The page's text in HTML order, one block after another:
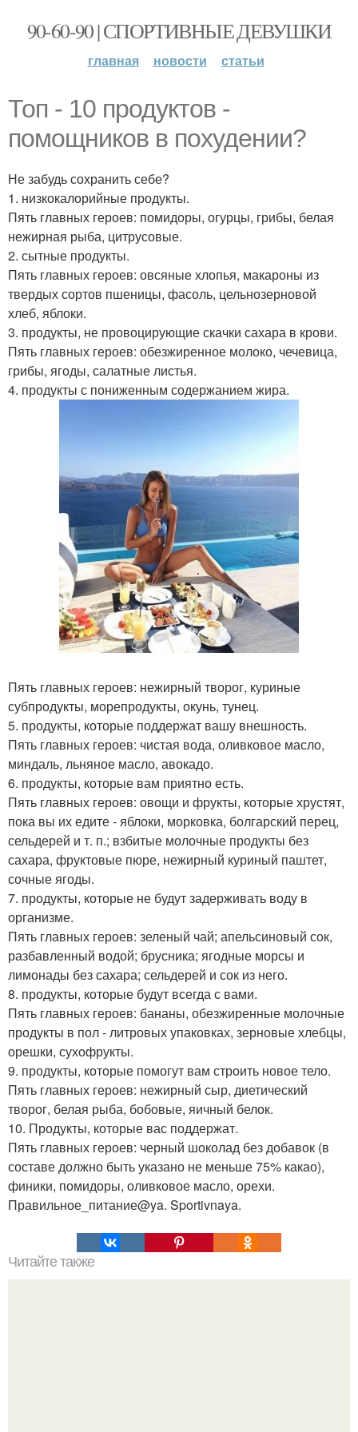
90-60-90 | СПОРТИВНЫЕ ДЕВУШКИ
главная новости статьи
Топ - 10 продуктов -
помощников в похудении?
Не забудь сохранить себе?
1. низкокалорийные продукты.
Пять главных героев: помидоры, огурцы, грибы, белая
нежирная рыба, цитрусовые.
2. сытные продукты.
Пять главных героев: овсяные хлопья, макароны из
твердых сортов пшеницы, фасоль, цельнозерновой
хлеб, яблоки.
3. продукты, не провоцирующие скачки сахара в крови.
Пять главных героев: обезжиренное молоко, чечевица,
грибы, ягоды, салатные листья.
4. продукты с пониженным содержанием жира.
Пять главных героев: нежирный творог, куриные
субпродукты, морепродукты, окунь, тунец.
5. продукты, которые поддержат вашу внешность.
Пять главных героев: чистая вода, оливковое масло,
миндаль, льняное масло, авокадо.
6. продукты, которые вам приятно есть.
Пять главных героев: овощи и фрукты, которые хрустят,
пока вы их едите - яблоки, морковка, болгарский перец,
сельдерей и т. п.; взбитые молочные продукты без
сахара, фруктовые пюре, нежирный куриный паштет,
сочные ягоды.
7. продукты, которые не будут задерживать воду в
организме.
Пять главных героев: зеленый чай; апельсиновый сок,
разбавленный водой; брусника; ягодные морсы и
лимонады без сахара; сельдерей и сок из него.
8. продукты, которые будут всегда с вами.
Пять главных героев: бананы, обезжиренные молочные
продукты в пол - литровых упаковках, зерновые хлебцы,
орешки, сухофрукты.
9. продукты, которые помогут вам строить новое тело.
Пять главных героев: нежирный сыр, диетический
творог, белая рыба, бобовые, яичный белок.
10. Продукты, которые вас поддержат.
Пять главных героев: черный шоколад без добавок (в
составе должно быть указано не меньше 75% какао),
финики, помидоры, оливковое масло, орехи.
Правильное_питание@ya. Sportivnaya.
Читайте также